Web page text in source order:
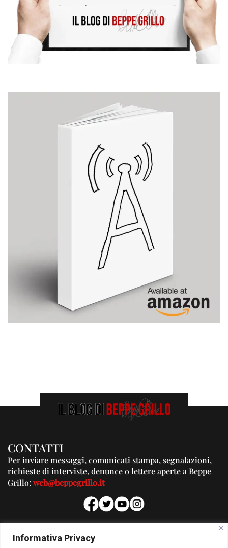
Informativa Privacy
CONTATTI
Per inviare messaggi, comunicati stampa, segnalazioni,
richieste di interviste, denunce o lettere aperte a Beppe
Grillo:web@beppegrillo.it
PUBBLICITA'
Per la tua pubblicità su questo Blog: